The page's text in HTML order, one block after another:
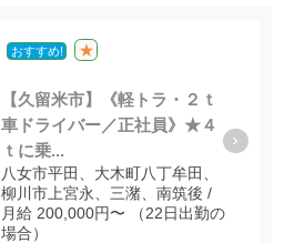
おすすめ! ★
【久留米市】《軽トラ・２ｔ
車ドライバー／正社員》★４
ｔに乗...
八女市平田、大木町八丁牟田、
柳川市上宮永、三潴、南筑後 /
月給 200,000円〜 （22日出勤の
場合）